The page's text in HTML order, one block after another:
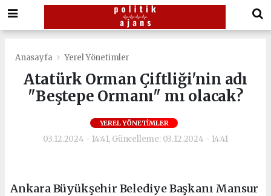
Anasayfa Yerel Yönetimler
Atatürk Orman Çiftliği'nin adı
"Beştepe Ormanı" mı olacak?
YEREL YÖNETIMLER
03.12.2024 - 14:41, Güncelleme: 03.12.2024 - 14:41
Ankara Büyükşehir Belediye Başkanı Mansur